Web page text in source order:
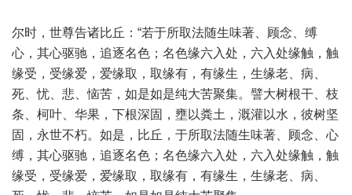
尔时，世尊告诸比丘：“若于所取法随生味著、顾念、缚
心，其心驱驰，追逐名色；名色缘六入处，六入处缘触，触
缘受，受缘爱，爱缘取，取缘有，有缘生，生缘老、病、
死、忧、悲、恼苦，如是如是纯大苦聚集。譬大树根干、枝
条、柯叶、华果，下根深固，壅以粪土，溉灌以水，彼树坚
固，永世不朽。如是，比丘，于所取法随生味著、顾念、心
缚，其心驱驰，追逐名色；名色缘六入处，六入处缘触，触
缘受，受缘爱，爱缘取，取缘有，有缘生，生缘老、病、